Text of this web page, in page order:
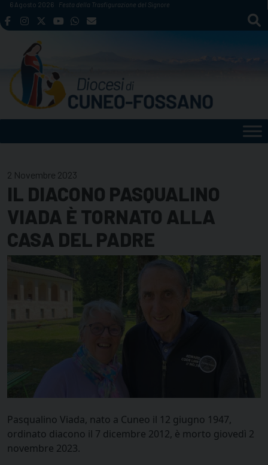
Skip
to
6 Agosto 2026 Festa della Trasfigurazione del Signore
2 Novembre 2023
IL DIACONO PASQUALINO
VIADA È TORNATO ALLA
CASA DEL PADRE
Pasqualino Viada, nato a Cuneo il 12 giugno 1947,
ordinato diacono il 7 dicembre 2012, è morto giovedì 2
novembre 2023.